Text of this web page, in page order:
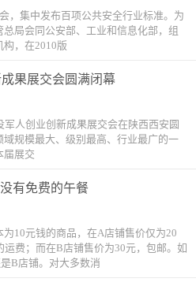
，集中发布百项公共安全行业标准。为
局会同公安部、工业和信息化部，组
，在2010版
果展交会圆满闭幕
人创业创新成果展交会在陕西西安圆
规模最大、级别最高、行业最广的一
届展交
有免费的午餐
10元钱的商品，在A店铺售价仅为20
费；而在B店铺售价为30元，包邮。如
B店铺。对大多数消